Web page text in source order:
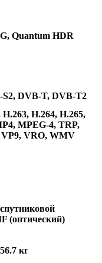
Quantum HDR
DVB-T, DVB-T2
H.264, H.265,
MPEG-4, TRP,
VRO, WMV
(оптический)
кг